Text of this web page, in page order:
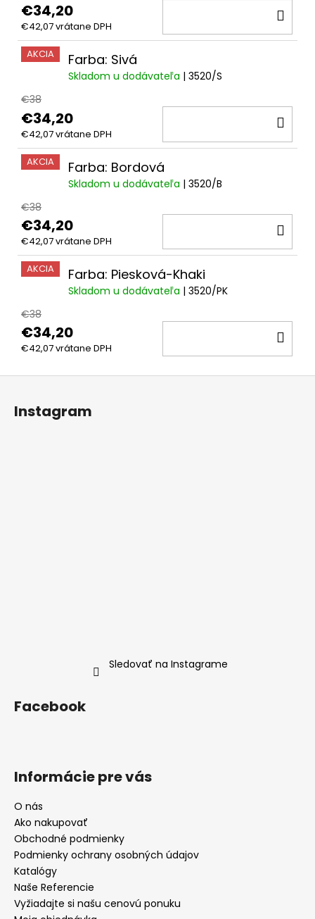
€34,20
€42,07 vrátane DPH
AKCIA Farba: Sivá
Skladom u dodávateľa | 3520/S
€38
€34,20
€42,07 vrátane DPH
AKCIA Farba: Bordová
Skladom u dodávateľa | 3520/B
€38
€34,20
€42,07 vrátane DPH
AKCIA Farba: Piesková-Khaki
Skladom u dodávateľa | 3520/PK
€38
€34,20
€42,07 vrátane DPH
Instagram
Sledovať na Instagrame
Facebook
Informácie pre vás
O nás
Ako nakupovať
Obchodné podmienky
Podmienky ochrany osobných údajov
Katalógy
Naše Referencie
Vyžiadajte si našu cenovú ponuku